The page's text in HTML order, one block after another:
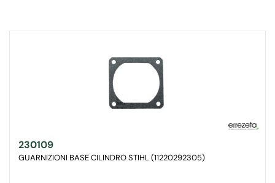
230109
GUARNIZIONI BASE CILINDRO STIHL (11220292305)